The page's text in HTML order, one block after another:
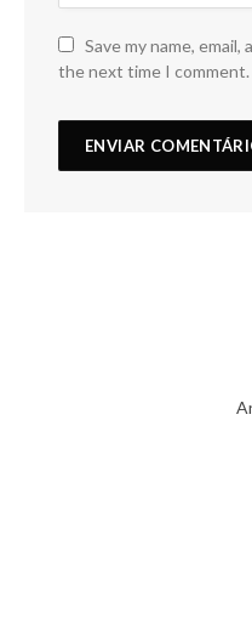
Save my name,
the next time I comment.